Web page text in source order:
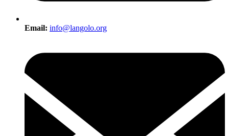
Email: info@langolo.org